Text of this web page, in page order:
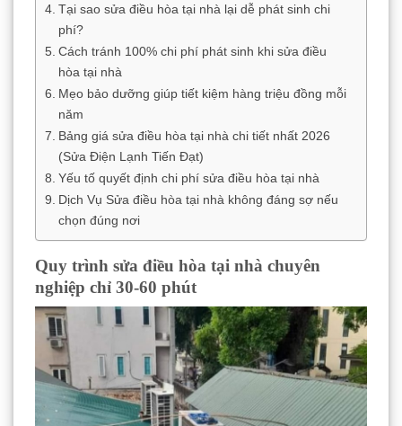
Tại sao sửa điều hòa tại nhà lại dễ phát sinh chi
phí?
Cách tránh 100% chi phí phát sinh khi sửa điều
hòa tại nhà
Mẹo bảo dưỡng giúp tiết kiệm hàng triệu đồng mỗi
năm
Bảng giá sửa điều hòa tại nhà chi tiết nhất 2026
(Sửa Điện Lạnh Tiến Đạt)
Yếu tố quyết định chi phí sửa điều hòa tại nhà
Dịch Vụ Sửa điều hòa tại nhà không đáng sợ nếu
chọn đúng nơi
Quy trình sửa điều hòa tại nhà chuyên
nghiệp chỉ 30-60 phút